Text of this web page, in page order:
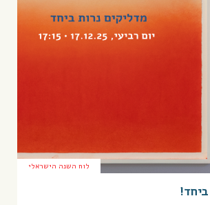
לוח השנה הישראלי